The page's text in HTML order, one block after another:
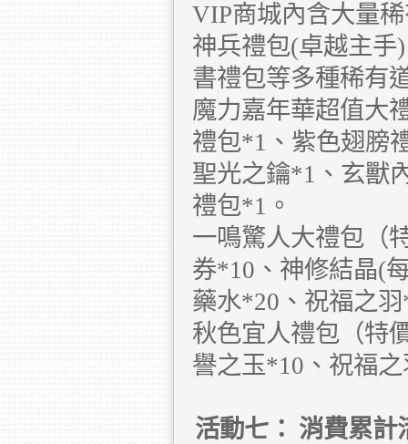
VIP商城內含大量
神兵禮包(卓越主手
書禮包等多種稀有
魔力嘉年華超值大
禮包*1、紫色翅膀
聖光之鑰*1、玄獸
禮包*1。
一鳴驚人大禮包（
券*10、神修結晶(
藥水*20、祝福之
秋色宜人禮包（特
譽之玉*10、祝福
活動七： 消費累計